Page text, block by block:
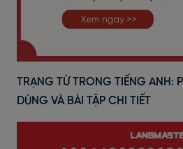
TRẠNG TỪ TRONG TIẾNG ANH:
DÙNG VÀ BÀI TẬP CHI TIẾT